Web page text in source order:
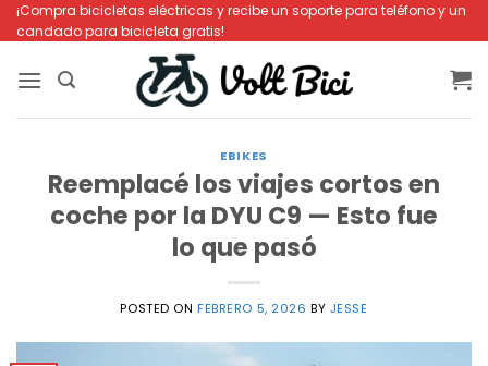
Saltar
al
contenido
¡Compra bicicletas eléctricas y recibe un soporte para teléfono y un
candado para bicicleta gratis!
EBIKES
Reemplacé los viajes cortos en
coche por la DYU C9 — Esto fue
lo que pasó
POSTED ONFEBRERO 5, 2026 BY JESSE